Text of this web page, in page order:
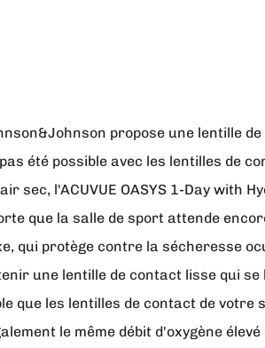
propose une lentille
été possible avec les lentilles de
l'ACUVUE OASYS 1-Day with
que la salle de sport attende
qui protège contre la sécheresse
une lentille de contact lisse qui
que les lentilles de contact de votre
le même débit d'oxygène